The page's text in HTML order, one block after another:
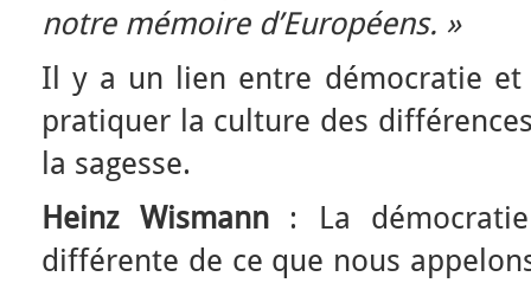
notre mémoire d’Européens. »
Il y a un lien entre démocratie
pratiquer la culture des
la sagesse.
Heinz Wismann: La
différente de ce que nous